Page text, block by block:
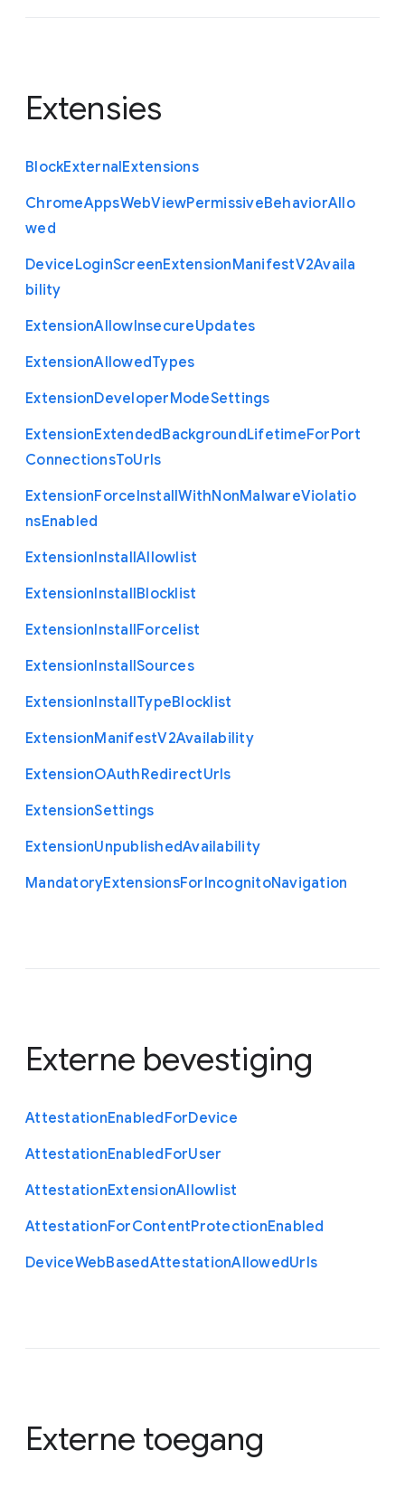
Extensies
BlockExternalExtensions
ChromeAppsWebViewPermissiveBehaviorAllo
wed
DeviceLoginScreenExtensionManifestV2Availa
bility
ExtensionAllowInsecureUpdates
ExtensionAllowedTypes
ExtensionDeveloperModeSettings
ExtensionExtendedBackgroundLifetimeForPort
ConnectionsToUrls
ExtensionForceInstallWithNonMalwareViolatio
nsEnabled
ExtensionInstallAllowlist
ExtensionInstallBlocklist
ExtensionInstallForcelist
ExtensionInstallSources
ExtensionInstallTypeBlocklist
ExtensionManifestV2Availability
ExtensionOAuthRedirectUrls
ExtensionSettings
ExtensionUnpublishedAvailability
MandatoryExtensionsForIncognitoNavigation
Externe bevestiging
AttestationEnabledForDevice
AttestationEnabledForUser
AttestationExtensionAllowlist
AttestationForContentProtectionEnabled
DeviceWebBasedAttestationAllowedUrls
Externe toegang